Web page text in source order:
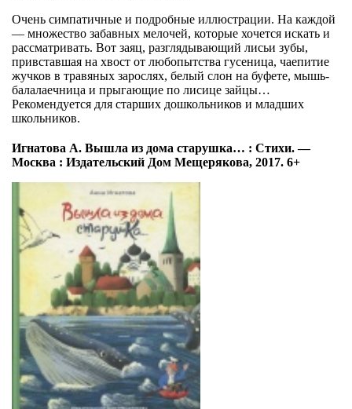
Очень симпатичные и подробные иллюстрации. На каждой
— множество забавных мелочей, которые хочется искать и
рассматривать. Вот заяц, разглядывающий лисьи зубы,
привставшая на хвост от любопытства гусеница, чаепитие
жучков в травяных зарослях, белый слон на буфете, мышь-
балалаечница и прыгающие по лисице зайцы…
Рекомендуется для старших дошкольников и младших
школьников.
Игнатова А. Вышла из дома старушка… : Стихи. —
Москва : Издательский Дом Мещерякова, 2017. 6+